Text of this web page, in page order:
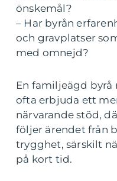
önskemål?
– Har byrån
och gravplatser
med omnejd?
En familjeägd
ofta erbjuda ett
närvarande stöd,
följer ärendet från
trygghet, särskilt
på kort tid.